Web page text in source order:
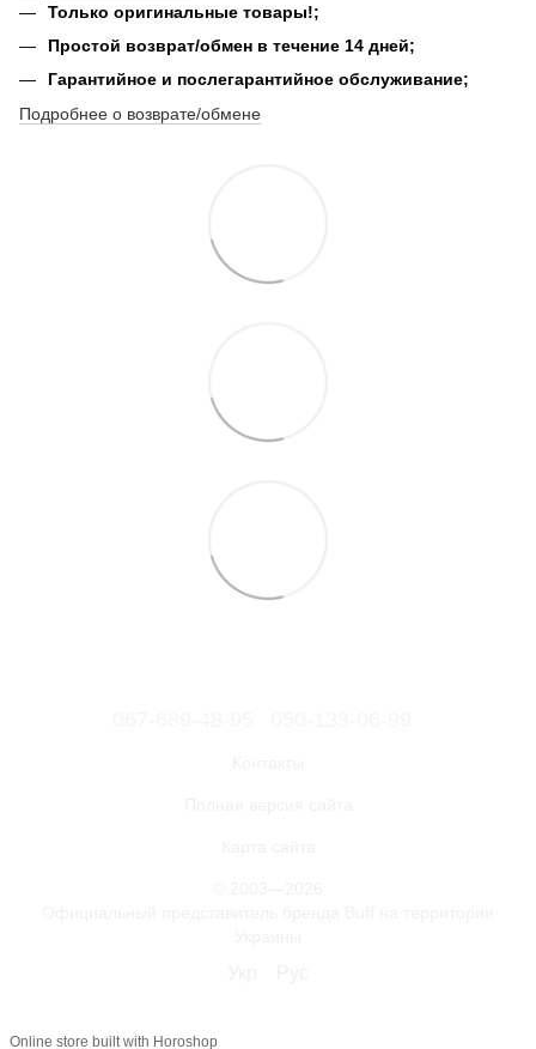
Только оригинальные товары!;
Простой возврат/обмен в течение 14 дней;
Гарантийное и послегарантийное обслуживание;
Подробнее о возврате/обмене
Online store built with Horoshop